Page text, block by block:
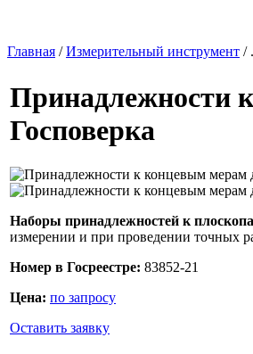
Главная /Измерительный инструмент /
Принадлежности
Госповерка
Наборы принадлежностей к
измерении и при проведении точных
Номер в Госреестре: 83852-21
Цена: по запросу
Оставить заявку